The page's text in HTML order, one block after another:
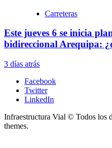
Carreteras
Este jueves 6 se inicia
bidireccional Arequipa:
3 días atrás
Facebook
Twitter
LinkedIn
Infraestructura Vial © Todos los
themes.